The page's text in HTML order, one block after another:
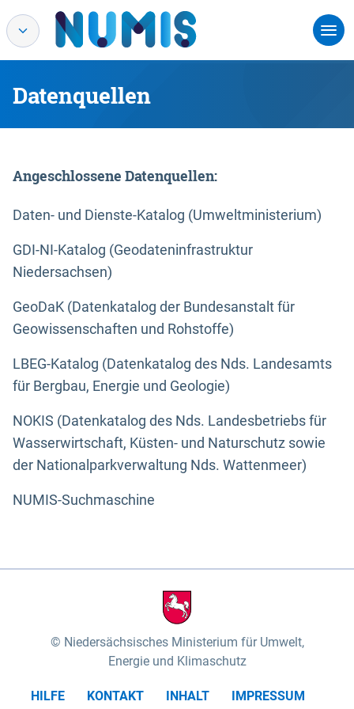
Datenquellen
Angeschlossene Datenquellen:
Daten- und Dienste-Katalog (Umweltministerium)
GDI-NI-Katalog (Geodateninfrastruktur
Niedersachsen)
GeoDaK (Datenkatalog der Bundesanstalt für
Geowissenschaften und Rohstoffe)
LBEG-Katalog (Datenkatalog des Nds. Landesamts
für Bergbau, Energie und Geologie)
NOKIS (Datenkatalog des Nds. Landesbetriebs für
Wasserwirtschaft, Küsten- und Naturschutz sowie
der Nationalparkverwaltung Nds. Wattenmeer)
NUMIS-Suchmaschine
Niedersächsisches Ministerium für Umwelt,
Energie und Klimaschutz
HILFE KONTAKT INHALT
IMPRESSUM